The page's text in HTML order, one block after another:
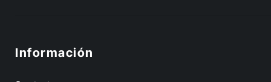
Información